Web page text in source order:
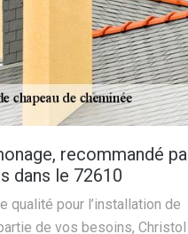
recommandé
dans le 72610
qualité pour l’installation de
de vos besoins, Christol